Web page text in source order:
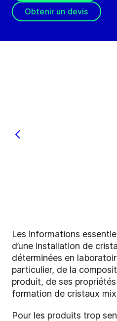
Obtenir un devis
Les informations
d’une installation de
déterminées en
particulier, de la
produit, de ses
formation de cristaux
Pour les produits trop